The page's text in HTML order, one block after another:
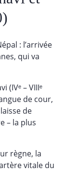
: l’arrivée
qui va
(IVᵉ – VIIIᵉ
de cour,
de
– la plus
règne, la
vitale du